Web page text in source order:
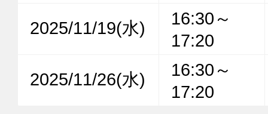
2025/11/19(水)
16:30～
17:20
2025/11/26(水)
16:30～
17:20